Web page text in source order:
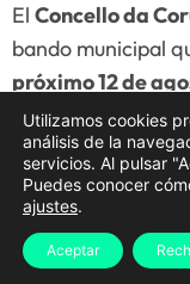
El Concello da
bando municipal
próximo 12 de
este documento
de tráfico , los
observación, el
medidas para
Utilizamos cookies
análisis de la
servicios. Al pulsar
Puedes conocer
ajustes.
Aceptar